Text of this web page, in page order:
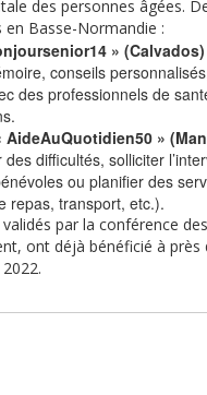
des personnes âgées.
en Basse-Normandie :
»
conseils
des professionnels de
»
difficultés, solliciter
ou planifier des
repas, transport, etc.).
par la conférence
ont déjà bénéficié à près